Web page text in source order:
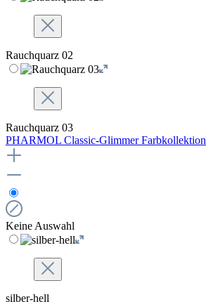
Rauchquarz 02
Rauchquarz 03
PHARMOL Classic-Glimmer Farbkollektion
Keine Auswahl
silber-hell